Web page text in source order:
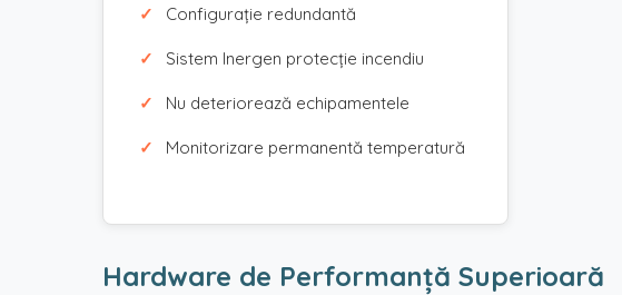
Configurație redundantă
Sistem Inergen protecție incendiu
Nu deteriorează echipamentele
Monitorizare permanentă temperatură
Hardware de Performanță Superioară